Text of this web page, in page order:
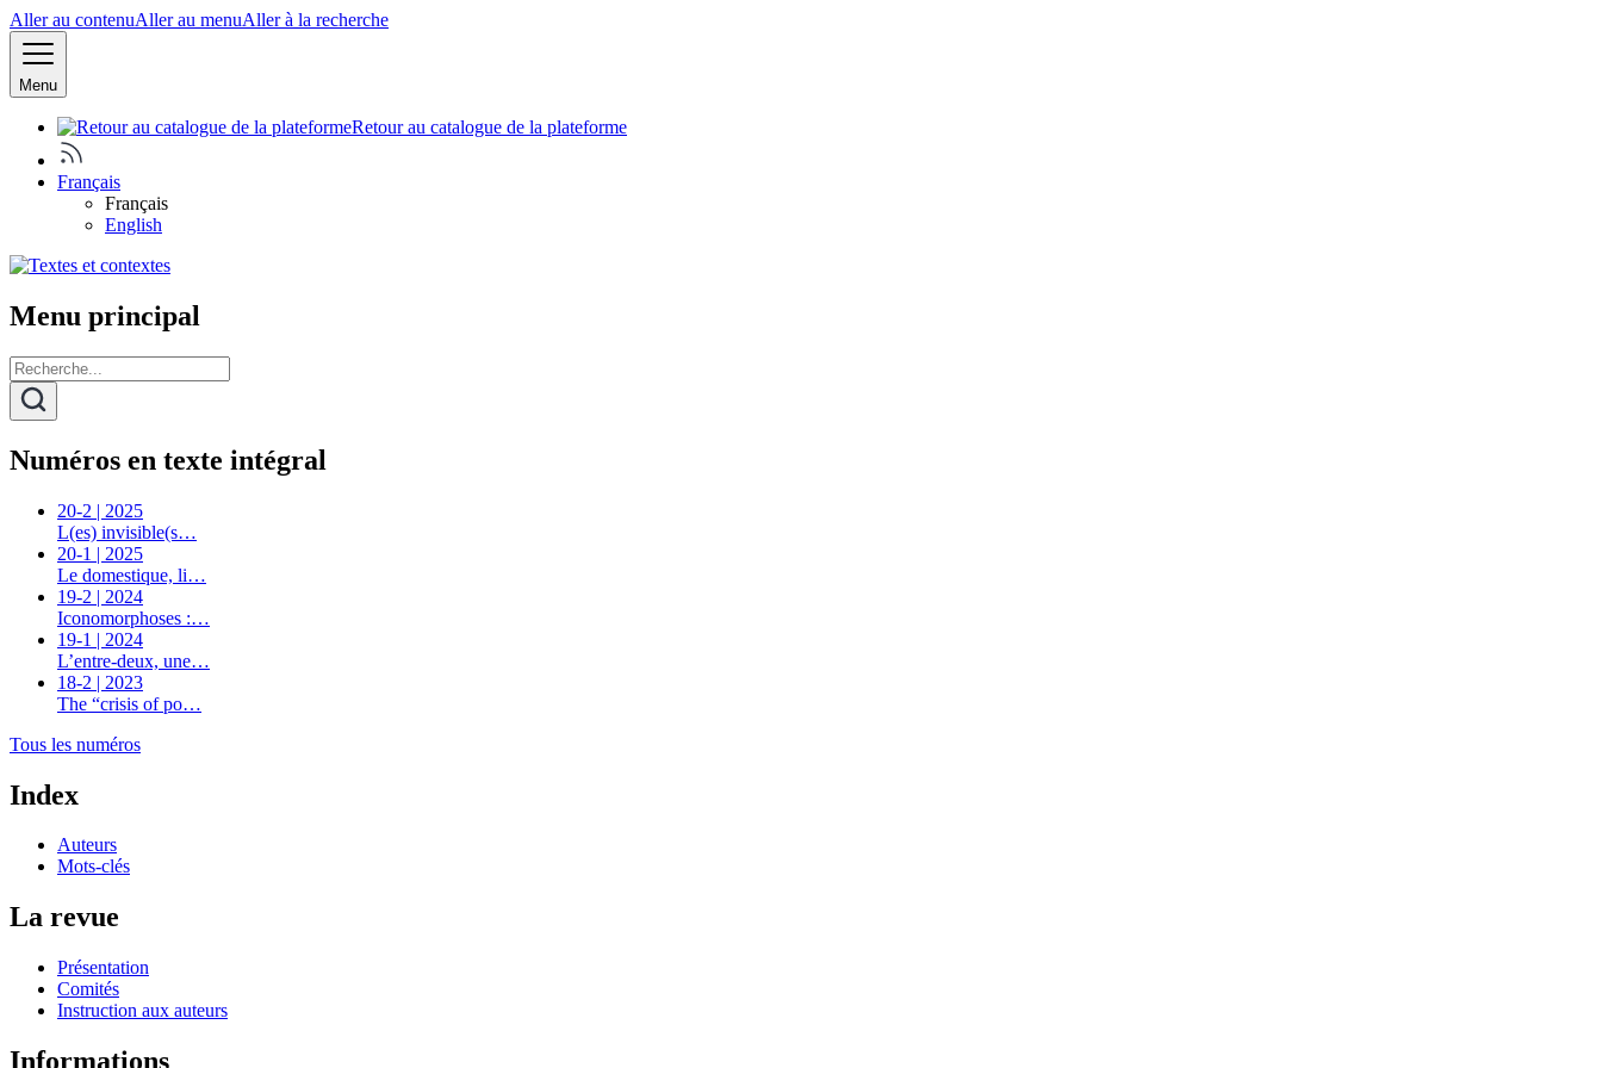
Aller au contenuAller au menuAller à la recherche
Menu
Retour au catalogue de la plateforme
Français
Français
English
Menu principal
Numéros en texte intégral
20-2 | 2025
L(es) invisible(s…
20-1 | 2025
Le domestique, li…
19-2 | 2024
Iconomorphoses :…
19-1 | 2024
L’entre-deux, une…
18-2 | 2023
The “crisis of po…
Tous les numéros
Index
Auteurs
Mots-clés
La revue
Présentation
Comités
Instruction aux auteurs
Informations